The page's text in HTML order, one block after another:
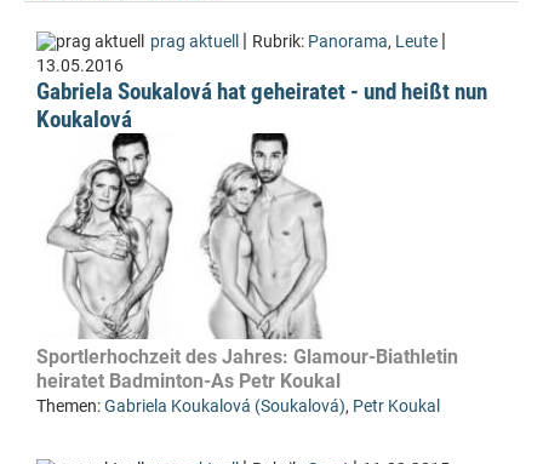
prag aktuell | Rubrik: Panorama, Leute |
13.05.2016
Gabriela Soukalová hat geheiratet - und heißt nun
Koukalová
Sportlerhochzeit des Jahres: Glamour-Biathletin
heiratet Badminton-As Petr Koukal
Themen:Gabriela Koukalová (Soukalová), Petr Koukal